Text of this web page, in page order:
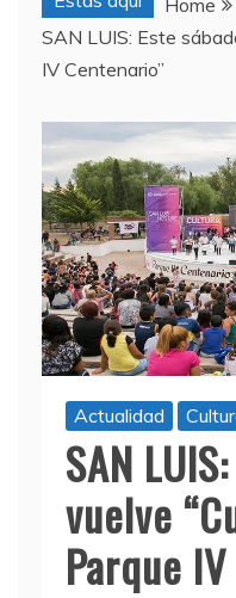
Home
SAN LUIS: Este
IV Centenario”
Actualidad
SAN
vuelve
Parque